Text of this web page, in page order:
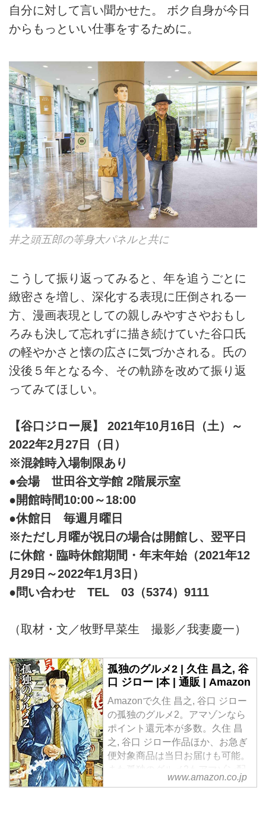
自分に対して言い聞かせた。 ボク自身が今日
からもっといい仕事をするために。
井之頭五郎の等身大パネルと共に
こうして振り返ってみると、年を追うごとに
緻密さを増し、深化する表現に圧倒される一
方、漫画表現としての親しみやすさやおもし
ろみも決して忘れずに描き続けていた谷口氏
の軽やかさと懐の広さに気づかされる。氏の
没後５年となる今、その軌跡を改めて振り返
ってみてほしい。
【谷口ジロー展】 2021年10月16日（土）～
2022年2月27日（日）
※混雑時入場制限あり
●会場 世田谷文学館 2階展示室
●開館時間10:00～18:00
●休館日 毎週月曜日
※ただし月曜が祝日の場合は開館し、翌平日
に休館・臨時休館期間・年末年始（2021年12
月29日～2022年1月3日）
●問い合わせ TEL 03（5374）9111
（取材・文／牧野早菜生 撮影／我妻慶一）
孤独のグルメ2 | 久住 昌之, 谷
口 ジロー |本 | 通販 | Amazon
Amazonで久住 昌之, 谷口 ジロー
の孤独のグルメ2。アマゾンなら
ポイント還元本が多数。久住 昌
之, 谷口 ジロー作品ほか、お急ぎ
便対象商品は当日お届けも可能。
また孤独のグルメ2もアマゾン配
送商品なら通常配送無料。
www.amazon.co.jp